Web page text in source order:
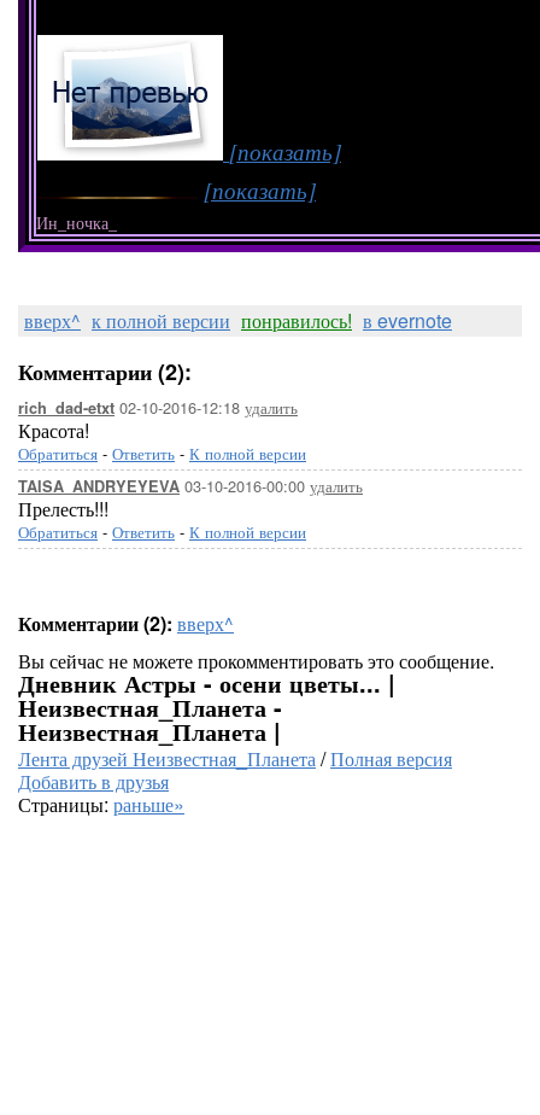
[показать]
[показать]
Ин_ночка_
вверх^ к полной версии понравилось! в evernote
Комментарии (2):
rich_dad-etxt 02-10-2016-12:18 удалить
Красота!
Обратиться - Ответить - К полной версии
TAISA_ANDRYEYEVA 03-10-2016-00:00 удалить
Прелесть!!!
Обратиться - Ответить - К полной версии
Комментарии (2): вверх^
Вы сейчас не можете прокомментировать это сообщение.
Дневник Астры - осени цветы... |
Неизвестная_Планета -
Неизвестная_Планета |
Лента друзей Неизвестная_Планета/Полная версия
Добавить в друзья
Страницы: раньше»